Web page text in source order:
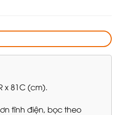
x 81C (cm).
tĩnh điện, bọc theo